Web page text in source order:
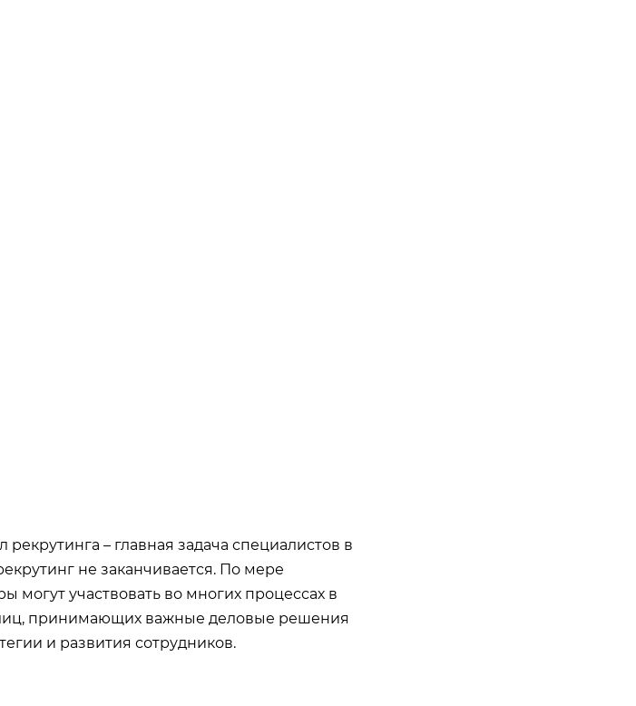
– главная задача специалистов в
не заканчивается. По мере
могут участвовать во многих процессах в
принимающих важные деловые решения
и развития сотрудников.